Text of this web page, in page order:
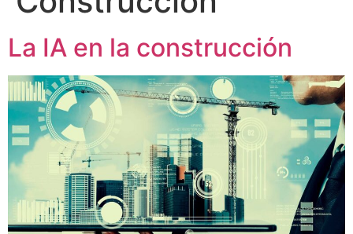
La IA en la construcción